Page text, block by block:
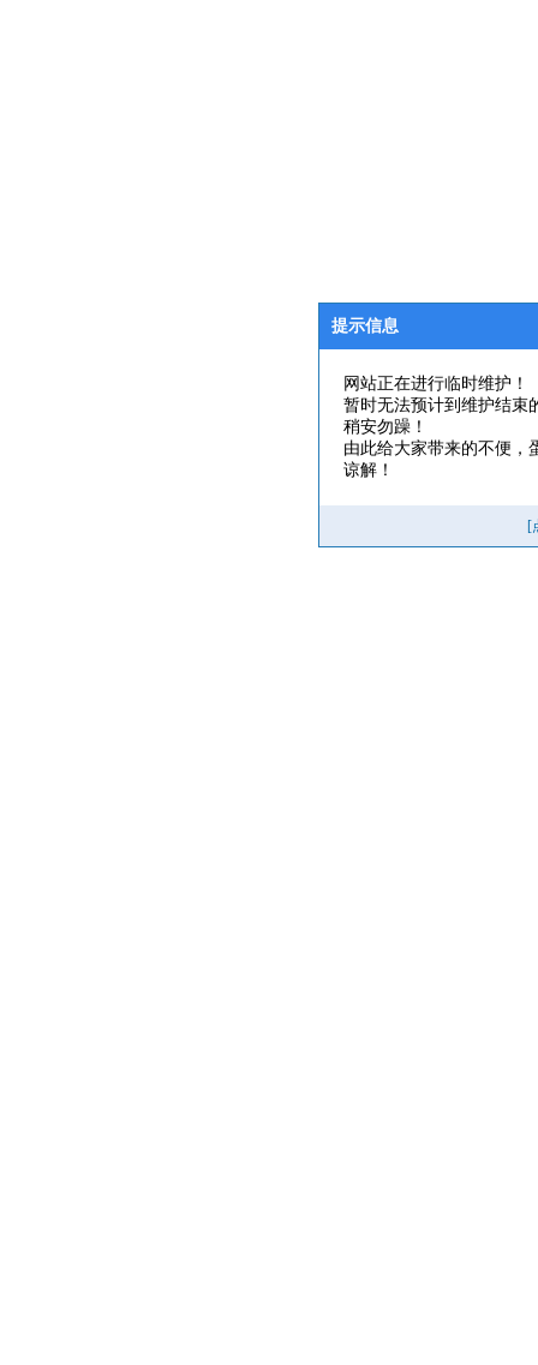
提示信息
网站正在进行临时维护！
暂时无法预计到维护结束
稍安勿躁！
由此给大家带来的不便，
谅解！
[